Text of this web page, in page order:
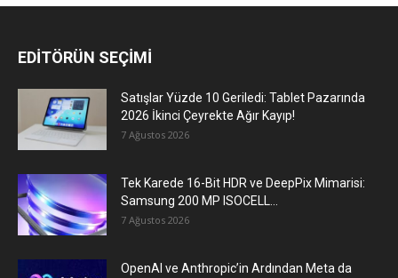
EDİTÖRÜN SEÇİMİ
Satışlar Yüzde 10 Geriledi: Tablet Pazarında
2026 İkinci Çeyrekte Ağır Kayıp!
7 Ağustos 2026
Tek Karede 16-Bit HDR ve DeepPix Mimarisi:
Samsung 200 MP ISOCELL...
7 Ağustos 2026
OpenAI ve Anthropic’in Ardından Meta da